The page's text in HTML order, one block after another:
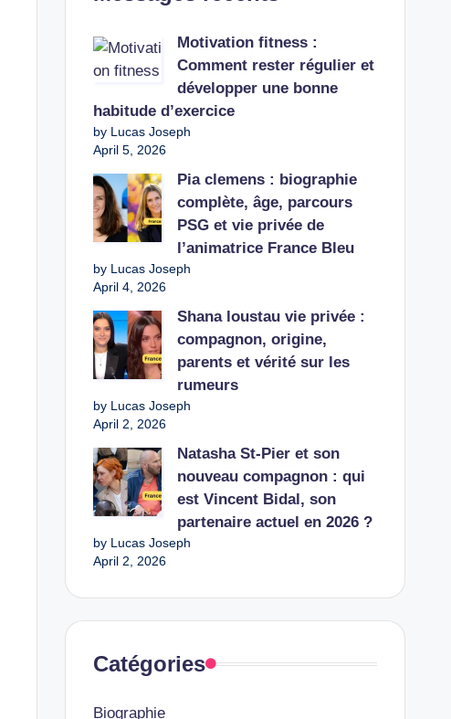
Motivation fitness :
Comment rester régulier et
développer une bonne
habitude d’exercice
by Lucas Joseph
April 5, 2026
Pia clemens : biographie
complète, âge, parcours
PSG et vie privée de
l’animatrice France Bleu
by Lucas Joseph
April 4, 2026
Shana loustau vie privée :
compagnon, origine,
parents et vérité sur les
rumeurs
by Lucas Joseph
April 2, 2026
Natasha St-Pier et son
nouveau compagnon : qui
est Vincent Bidal, son
partenaire actuel en 2026 ?
by Lucas Joseph
April 2, 2026
Catégories
Biographie